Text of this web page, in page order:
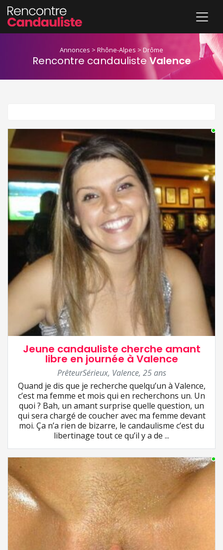
Annonces > Rhône-Alpes > Drôme
Rencontre candauliste Valence
Jeune candauliste cherche amant
libre en journée à Valence
PrêteurSérieux, Valence, 25 ans
Quand je dis que je recherche quelqu’un à Valence,
c’est ma femme et mois qui en recherchons un. Un
quoi ? Bah, un amant surprise quelle question, un
qui sera chargé de coucher avec ma femme devant
moi. Ça n’a rien de bizarre, le candaulisme c’est du
libertinage tout ce qu’il y a de ...